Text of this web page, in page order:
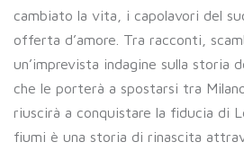
cambiato la vita, i capolavori del
offerta d’amore. Tra racconti,
un’imprevista indagine sulla storia
che le porterà a spostarsi tra
riuscirà a conquistare la fiducia di
fiumi è una storia di rinascita